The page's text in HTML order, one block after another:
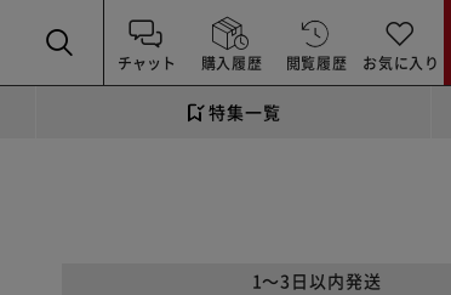
チャット 購入履歴 閲覧履歴 お気に入り
特集一覧
1～3日以内発送